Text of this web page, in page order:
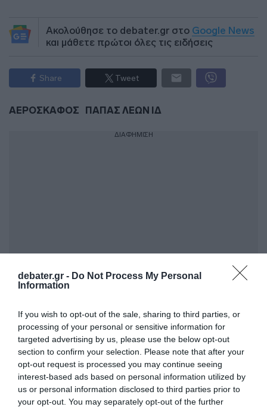
debater.gr - Do Not Process My Personal
Information
If you wish to opt-out of the sale, sharing to third parties, or
processing of your personal or sensitive information for
targeted advertising by us, please use the below opt-out
section to confirm your selection. Please note that after your
opt-out request is processed you may continue seeing
interest-based ads based on personal information utilized by
us or personal information disclosed to third parties prior to
your opt-out. You may separately opt-out of the further
Ακολούθησε το debater.gr στο Google News
και μάθετε πρώτοι όλες τις ειδήσεις
Share Tweet
ΑΕΡΟΣΚΑΦΟΣ ΠΑΠΑΣ ΛΕΩΝ ΙΔ
ΔΙΑΦΗΜΙΣΗ